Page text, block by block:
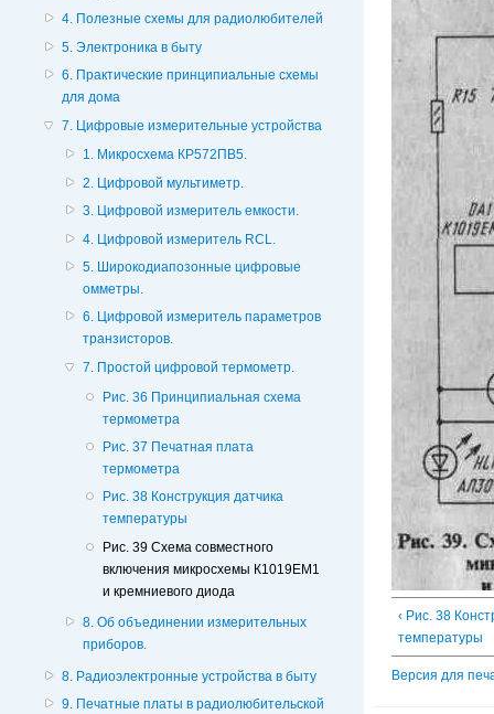
4. Полезные схемы для радиолюбителей
5. Электроника в быту
6. Практические принципиальные схемы
для дома
7. Цифровые измерительные устройства
1. Микросхема КР572ПВ5.
2. Цифровой мультиметр.
3. Цифровой измеритель емкости.
4. Цифровой измеритель RCL.
5. Широкодиапозонные цифровые
омметры.
6. Цифровой измеритель параметров
транзисторов.
7. Простой цифровой термометр.
Рис. 36 Принципиальная схема
термометра
Рис. 37 Печатная плата
термометра
Рис. 38 Конструкция датчика
температуры
Рис. 39 Схема совместного
включения микросхемы К1019ЕМ1
и кремниевого диода
8. Об объединении измерительных
приборов.
8. Радиоэлектронные устройства в быту
9. Печатные платы в радиолюбительской
‹ Рис. 38
температуры
Версия для